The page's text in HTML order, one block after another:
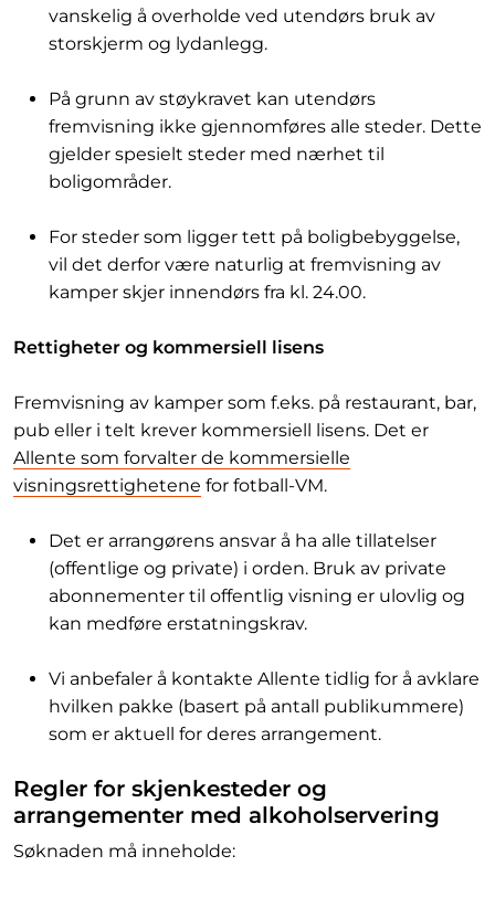
vanskelig å overholde ved utendørs bruk av
storskjerm og lydanlegg.
På grunn av støykravet kan utendørs
fremvisning ikke gjennomføres alle steder. Dette
gjelder spesielt steder med nærhet til
boligområder.
For steder som ligger tett på boligbebyggelse,
vil det derfor være naturlig at fremvisning av
kamper skjer innendørs fra kl. 24.00.
Rettigheter og kommersiell lisens
Fremvisning av kamper som f.eks. på restaurant, bar,
pub eller i telt krever kommersiell lisens. Det er
Allente som forvalter de kommersielle
visningsrettighetene for fotball-VM.
Det er arrangørens ansvar å ha alle tillatelser
(offentlige og private) i orden. Bruk av private
abonnementer til offentlig visning er ulovlig og
kan medføre erstatningskrav.
Vi anbefaler å kontakte Allente tidlig for å avklare
hvilken pakke (basert på antall publikummere)
som er aktuell for deres arrangement.
Regler for skjenkesteder og
arrangementer med alkoholservering
Søknaden må inneholde: